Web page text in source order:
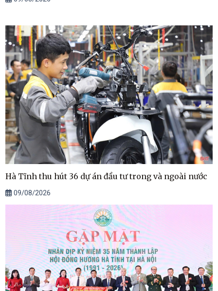
Hà Tĩnh thu hút 36 dự án đầu tư trong và ngoài nước
09/08/2026